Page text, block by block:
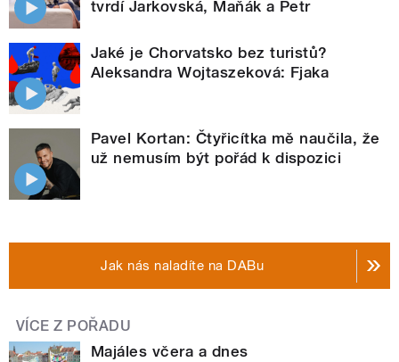
tvrdí Jarkovská, Maňák a Petr
Jaké je Chorvatsko bez turistů?
Aleksandra Wojtaszeková: Fjaka
Pavel Kortan: Čtyřicítka mě naučila, že
už nemusím být pořád k dispozici
Jak nás naladíte na DABu
VÍCE Z POŘADU
Majáles včera a dnes